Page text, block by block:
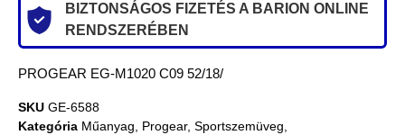
BIZTONSÁGOS FIZETÉS A BARION ONLINE
RENDSZERÉBEN
PROGEAR EG-M1020 C09 52/18/
SKU GE-6588
Kategória Műanyag Progear, Sportszemüveg